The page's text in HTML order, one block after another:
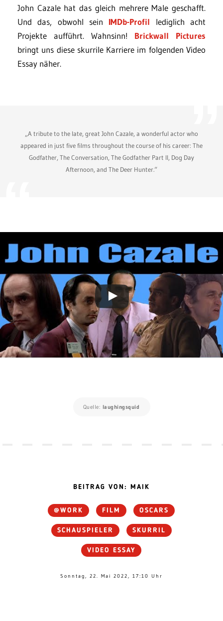
John Cazale hat das gleich mehrere Male geschafft.
Und das, obwohl sein IMDb-Profil lediglich acht
Projekte aufführt. Wahnsinn! Brickwall Pictures
bringt uns diese skurrile Karriere im folgenden Video
Essay näher.
„A tribute to the late, great John Cazale, a wonderful actor who
appeared in just five films throughout the course of his career: The
Godfather, The Conversation, The Godfather Part II, Dog Day
Afternoon, and The Deer Hunter.“
Quelle: laughingsquid
BEITRAG VON: MAIK
@WORK FILM OSCARS
SCHAUSPIELER SKURRIL
VIDEO ESSAY
Sonntag, 22. Mai 2022, 17:10 Uhr